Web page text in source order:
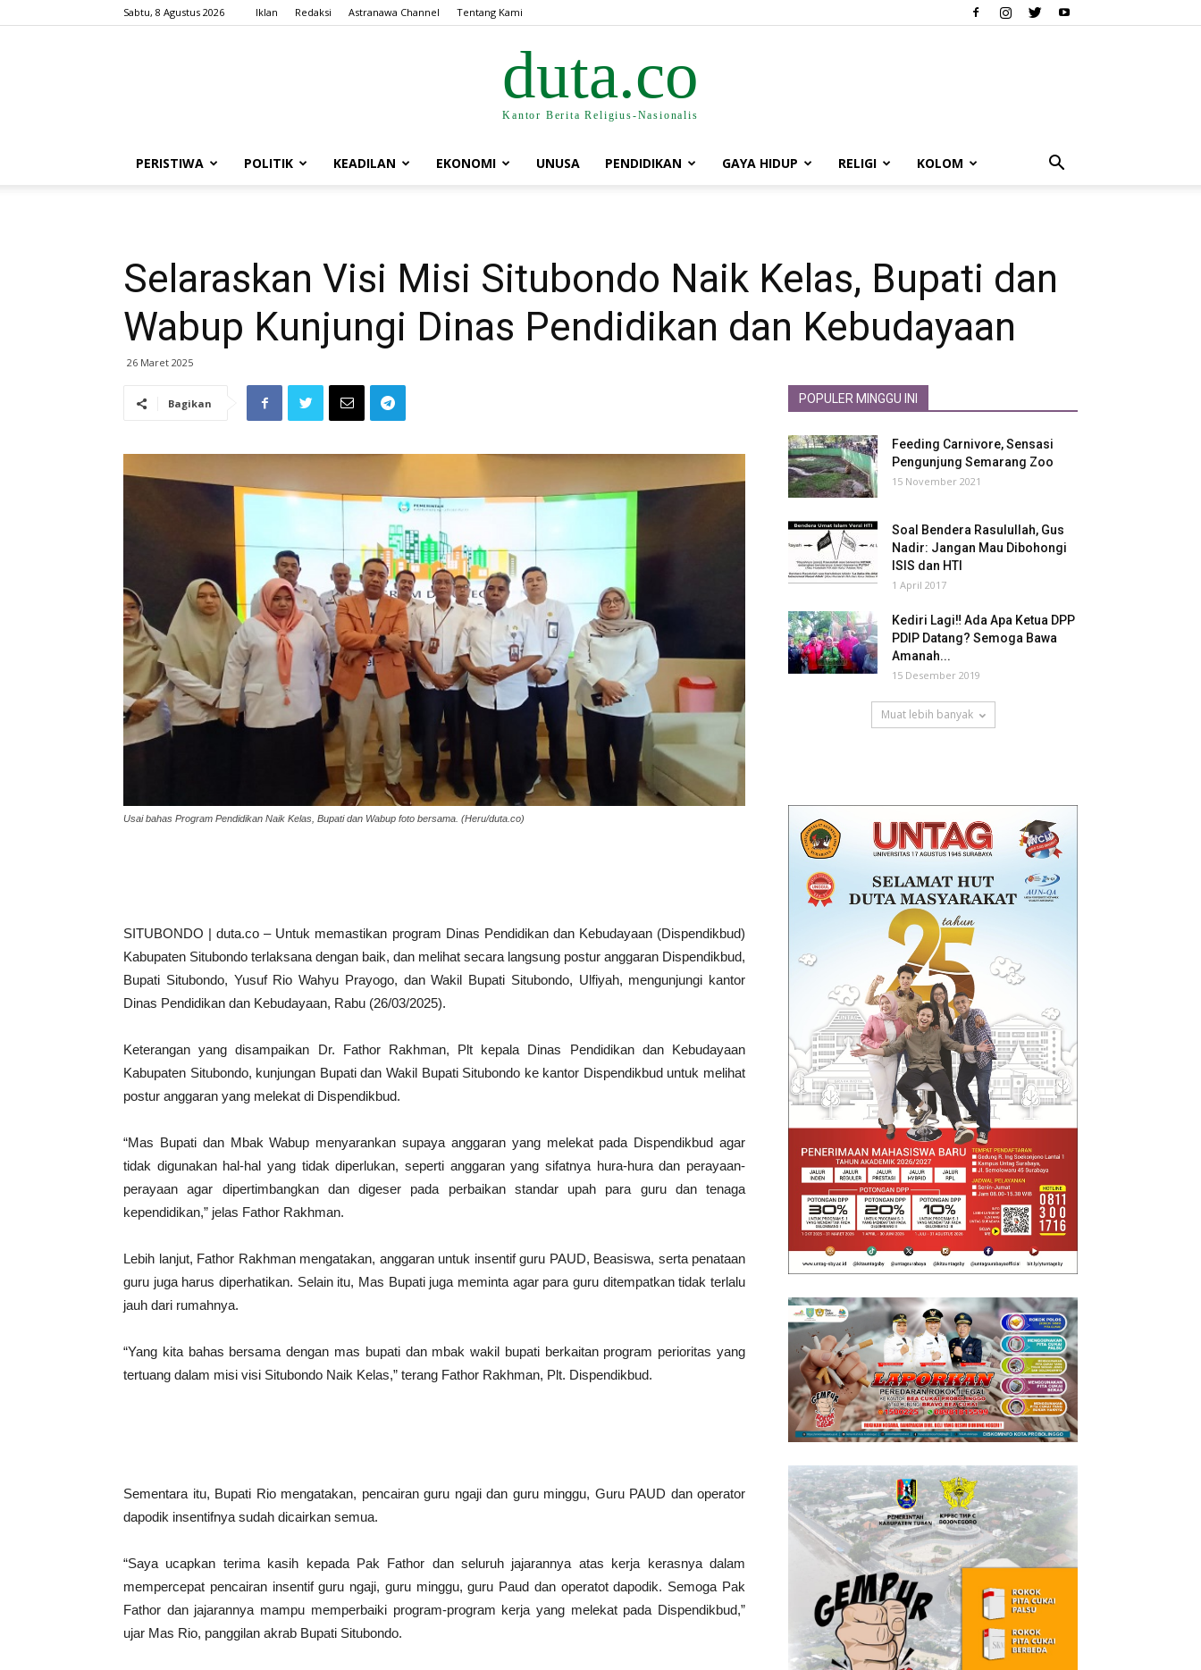
Sabtu, 8 Agustus 2026 Iklan Redaksi Astranawa Channel Tentang Kami
duta.co
Kantor Berita Religius-Nasionalis
PERISTIWA POLITIK KEADILAN EKONOMI UNUSA PENDIDIKAN GAYA HIDUP RELIGI KOLOM
Selaraskan Visi Misi Situbondo Naik Kelas, Bupati dan
Wabup Kunjungi Dinas Pendidikan dan Kebudayaan
26 Maret 2025
Bagikan
Usai bahas Program Pendidikan Naik Kelas, Bupati dan Wabup foto bersama. (Heru/duta.co)
SITUBONDO | duta.co – Untuk memastikan program Dinas Pendidikan dan Kebudayaan (Dispendikbud)
Kabupaten Situbondo terlaksana dengan baik, dan melihat secara langsung postur anggaran Dispendikbud,
Bupati Situbondo, Yusuf Rio Wahyu Prayogo, dan Wakil Bupati Situbondo, Ulfiyah, mengunjungi kantor
Dinas Pendidikan dan Kebudayaan, Rabu (26/03/2025).
Keterangan yang disampaikan Dr. Fathor Rakhman, Plt kepala Dinas Pendidikan dan Kebudayaan
Kabupaten Situbondo, kunjungan Bupati dan Wakil Bupati Situbondo ke kantor Dispendikbud untuk melihat
postur anggaran yang melekat di Dispendikbud.
“Mas Bupati dan Mbak Wabup menyarankan supaya anggaran yang melekat pada Dispendikbud agar
tidak digunakan hal-hal yang tidak diperlukan, seperti anggaran yang sifatnya hura-hura dan perayaan-
perayaan agar dipertimbangkan dan digeser pada perbaikan standar upah para guru dan tenaga
kependidikan,” jelas Fathor Rakhman.
Lebih lanjut, Fathor Rakhman mengatakan, anggaran untuk insentif guru PAUD, Beasiswa, serta penataan
guru juga harus diperhatikan. Selain itu, Mas Bupati juga meminta agar para guru ditempatkan tidak terlalu
jauh dari rumahnya.
“Yang kita bahas bersama dengan mas bupati dan mbak wakil bupati berkaitan program perioritas yang
tertuang dalam misi visi Situbondo Naik Kelas,” terang Fathor Rakhman, Plt. Dispendikbud.
Sementara itu, Bupati Rio mengatakan, pencairan guru ngaji dan guru minggu, Guru PAUD dan operator
dapodik insentifnya sudah dicairkan semua.
“Saya ucapkan terima kasih kepada Pak Fathor dan seluruh jajarannya atas kerja kerasnya dalam
mempercepat pencairan insentif guru ngaji, guru minggu, guru Paud dan operatot dapodik. Semoga Pak
Fathor dan jajarannya mampu memperbaiki program-program kerja yang melekat pada Dispendikbud,”
ujar Mas Rio, panggilan akrab Bupati Situbondo.
POPULER MINGGU INI
Feeding Carnivore, Sensasi
Pengunjung Semarang Zoo
15 November 2021
Soal Bendera Rasulullah, Gus
Nadir: Jangan Mau Dibohongi
ISIS dan HTI
1 April 2017
Kediri Lagi‼ Ada Apa Ketua DPP
PDIP Datang? Semoga Bawa
Amanah...
15 Desember 2019
Muat lebih banyak